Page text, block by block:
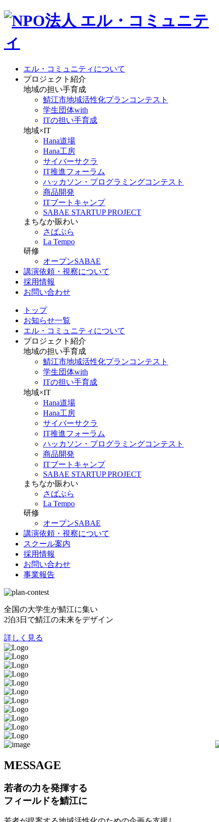
エル・コミュニティについて
プロジェクト紹介
地域の担い手育成
鯖江市地域活性化プランコンテスト
学生団体with
ITの担い手育成
地域×IT
Hana道場
Hana工房
サイバーサクラ
IT推進フォーラム
ハッカソン・プログラミングコンテスト
商品開発
ITブートキャンプ
SABAE STARTUP PROJECT
まちなか賑わい
さばぷら
La Tempo
研修
オープンSABAE
講演依頼・視察について
採用情報
お問い合わせ
トップ
お知らせ一覧
エル・コミュニティについて
プロジェクト紹介
地域の担い手育成
鯖江市地域活性化プランコンテスト
学生団体with
ITの担い手育成
地域×IT
Hana道場
Hana工房
サイバーサクラ
IT推進フォーラム
ハッカソン・プログラミングコンテスト
商品開発
ITブートキャンプ
SABAE STARTUP PROJECT
まちなか賑わい
さばぷら
La Tempo
研修
オープンSABAE
講演依頼・視察について
スクール案内
採用情報
お問い合わせ
事業報告
全国の大学生が鯖江に集い
2泊3日で鯖江の未来をデザイン
詳しく見る
MESSAGE
若者の力を発揮する
フィールドを鯖江に